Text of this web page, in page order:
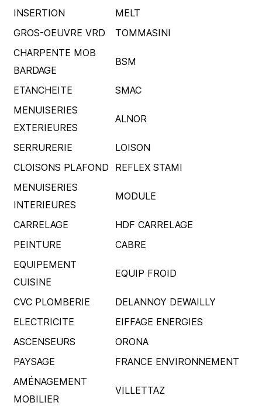
INSERTION
MELT
GROS-OEUVRE VRD
TOMMASINI
CHARPENTE MOB
BARDAGE
BSM
ETANCHEITE
SMAC
MENUISERIES
EXTERIEURES
ALNOR
SERRURERIE
LOISON
CLOISONS PLAFOND
REFLEX STAMI
MENUISERIES
INTERIEURES
MODULE
CARRELAGE
HDF CARRELAGE
PEINTURE
CABRE
EQUIPEMENT
CUISINE
EQUIP FROID
CVC PLOMBERIE
DELANNOY DEWAILLY
ELECTRICITE
EIFFAGE ENERGIES
ASCENSEURS
ORONA
PAYSAGE
FRANCE ENVIRONNEMENT
AMÉNAGEMENT
MOBILIER
VILLETTAZ